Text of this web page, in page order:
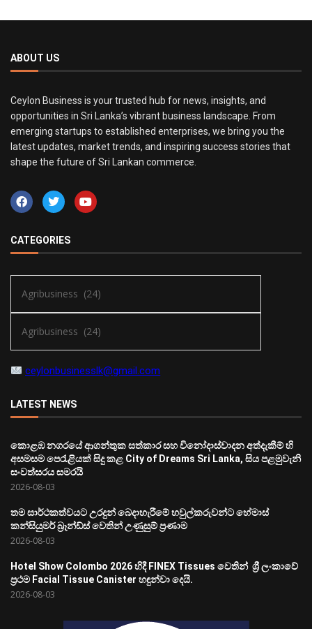
ABOUT US
Ceylon Business is your trusted hub for news, insights, and
opportunities in Sri Lanka’s vibrant business landscape. From
emerging startups to established enterprises, we bring you the
latest updates, market trends, and inspiring success stories that
shape the future of Sri Lankan commerce.
CATEGORIES
ceylonbusinesslk@gmail.com
LATEST NEWS
කොළඹ නගරයේ ආගන්තුක සත්කාර සහ විනෝදාස්වාදන අත්දැකීම් හි
අසමසම පෙරැළියක් සිදු කළ City of Dreams Sri Lanka, සිය පළමුවැනි
සංවත්සරය සමරයි
2026-08-03
තම සාර්ථකත්වයට උරදුන් බෙදාහැරීමේ හවුල්කරුවන්ට හේමාස්
කන්සියුමර් බ්‍රෑන්ඩ්ස් වෙතින් උණුසුම් ප්‍රණාම
2026-08-03
Hotel Show Colombo 2026 හිදී FINEX Tissues වෙතින් ශ්‍රී ලංකාවේ
ප්‍රථම Facial Tissue Canister හඳුන්වා දෙයි.
2026-08-03